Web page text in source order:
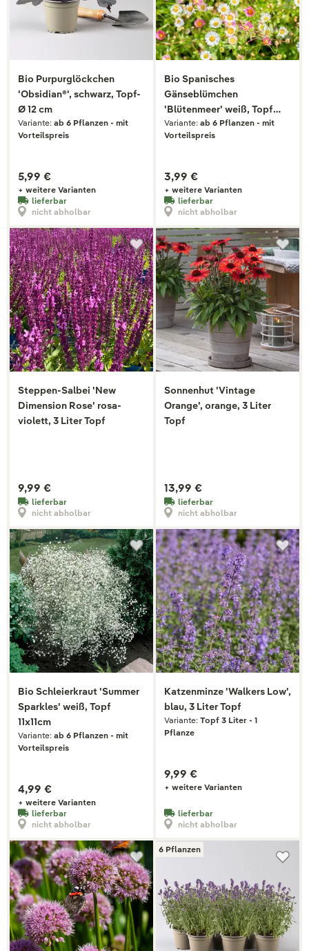
Bio Purpurglöckchen
'Obsidian®', schwarz, Topf-
Ø 12 cm
Variante: ab 6 Pflanzen - mit
Vorteilspreis
5,99 €
+ weitere Varianten
lieferbar
nicht abholbar
Bio Spanisches
Gänseblümchen
'Blütenmeer' weiß, Topf
11x11 cm
Variante: ab 6 Pflanzen - mit
Vorteilspreis
3,99 €
+ weitere Varianten
lieferbar
nicht abholbar
Steppen-Salbei 'New
Dimension Rose' rosa-
violett, 3 Liter Topf
9,99 €
lieferbar
nicht abholbar
Sonnenhut 'Vintage
Orange', orange, 3 Liter
Topf
13,99 €
lieferbar
nicht abholbar
Bio Schleierkraut 'Summer
Sparkles' weiß, Topf
11x11cm
Variante: ab 6 Pflanzen - mit
Vorteilspreis
4,99 €
+ weitere Varianten
lieferbar
nicht abholbar
Katzenminze 'Walkers Low',
blau, 3 Liter Topf
Variante: Topf 3 Liter - 1
Pflanze
9,99 €
+ weitere Varianten
lieferbar
nicht abholbar
6 Pflanzen